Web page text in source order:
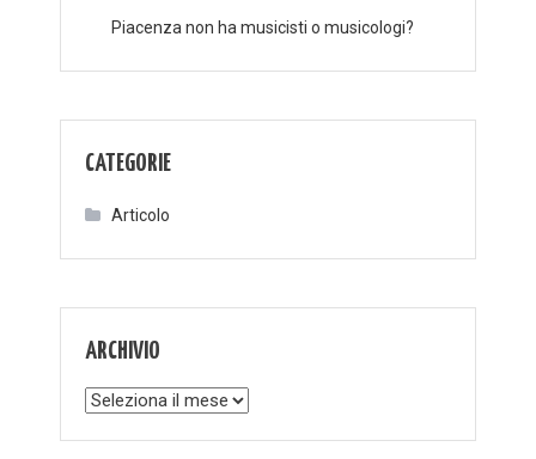
Piacenza non ha musicisti o musicologi?
CATEGORIE
Articolo
ARCHIVIO
Archivio